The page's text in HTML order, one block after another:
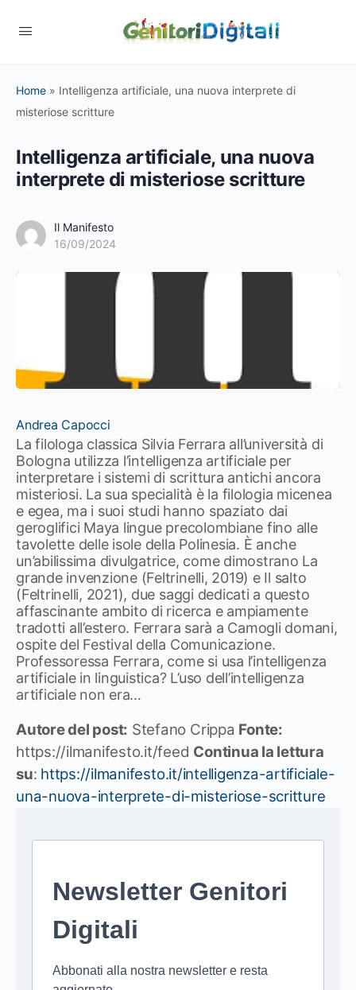
Home » Intelligenza artificiale, una nuova interprete di
misteriose scritture
Intelligenza artificiale, una nuova
interprete di misteriose scritture
Il Manifesto
16/09/2024
Andrea Capocci
La filologa classica Silvia Ferrara all’università di
Bologna utilizza l’intelligenza artificiale per
interpretare i sistemi di scrittura antichi ancora
misteriosi. La sua specialità è la filologia micenea
e egea, ma i suoi studi hanno spaziato dai
geroglifici Maya lingue precolombiane fino alle
tavolette delle isole della Polinesia. È anche
un’abilissima divulgatrice, come dimostrano La
grande invenzione (Feltrinelli, 2019) e Il salto
(Feltrinelli, 2021), due saggi dedicati a questo
affascinante ambito di ricerca e ampiamente
tradotti all’estero. Ferrara sarà a Camogli domani,
ospite del Festival della Comunicazione.
Professoressa Ferrara, come si usa l’intelligenza
artificiale in linguistica? L’uso dell’intelligenza
artificiale non era…
Autore del post: Stefano Crippa Fonte:
https://ilmanifesto.it/feed Continua la lettura
su: https://ilmanifesto.it/intelligenza-artificiale-
una-nuova-interprete-di-misteriose-scritture